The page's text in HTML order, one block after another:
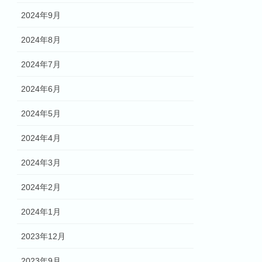
2024年9月
2024年8月
2024年7月
2024年6月
2024年5月
2024年4月
2024年3月
2024年2月
2024年1月
2023年12月